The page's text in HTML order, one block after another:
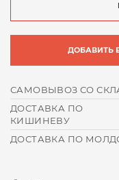
ДОБАВИТЬ
САМОВЫВОЗ СО
ДОСТАВКА ПО
КИШИНЕВУ
ДОСТАВКА ПО